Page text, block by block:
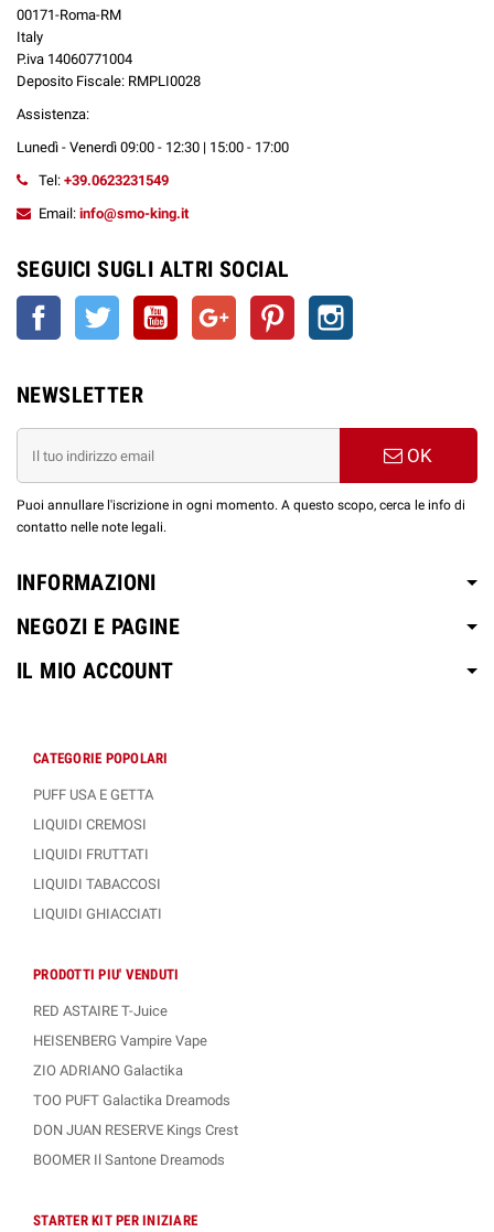
00171-Roma-RM
Italy
P.iva 14060771004
Deposito Fiscale: RMPLI0028
Assistenza:
Lunedì - Venerdì 09:00 - 12:30 | 15:00 - 17:00
Tel: +39.0623231549
Email: info@smo-king.it
SEGUICI SUGLI ALTRI SOCIAL
Facebook Twitter YouTube Google+ Pinterest
NEWSLETTER
OK
Puoi annullare l'iscrizione in ogni momento. A questo scopo, cerca le info di
contatto nelle note legali.
INFORMAZIONI
NEGOZI E PAGINE
IL MIO ACCOUNT
CATEGORIE POPOLARI
PUFF USA E GETTA
LIQUIDI CREMOSI
LIQUIDI FRUTTATI
LIQUIDI TABACCOSI
LIQUIDI GHIACCIATI
PRODOTTI PIU' VENDUTI
RED ASTAIRE T-Juice
HEISENBERG Vampire Vape
ZIO ADRIANO Galactika
TOO PUFT Galactika Dreamods
DON JUAN RESERVE Kings Crest
BOOMER Il Santone Dreamods
STARTER KIT PER INIZIARE